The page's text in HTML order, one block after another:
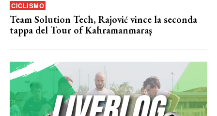
CICLISMO
Team Solution Tech, Rajović vince la seconda
tappa del Tour of Kahramanmaraş